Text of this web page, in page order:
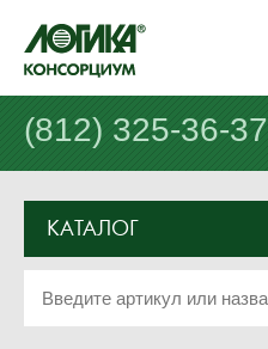
(812) 325-36-37
КАТАЛОГ